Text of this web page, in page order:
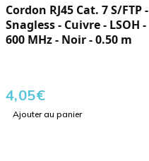
Cordon RJ45 Cat. 7 S/FTP -
Snagless - Cuivre - LSOH -
600 MHz - Noir - 0.50 m
4,05€
Ajouter au panier